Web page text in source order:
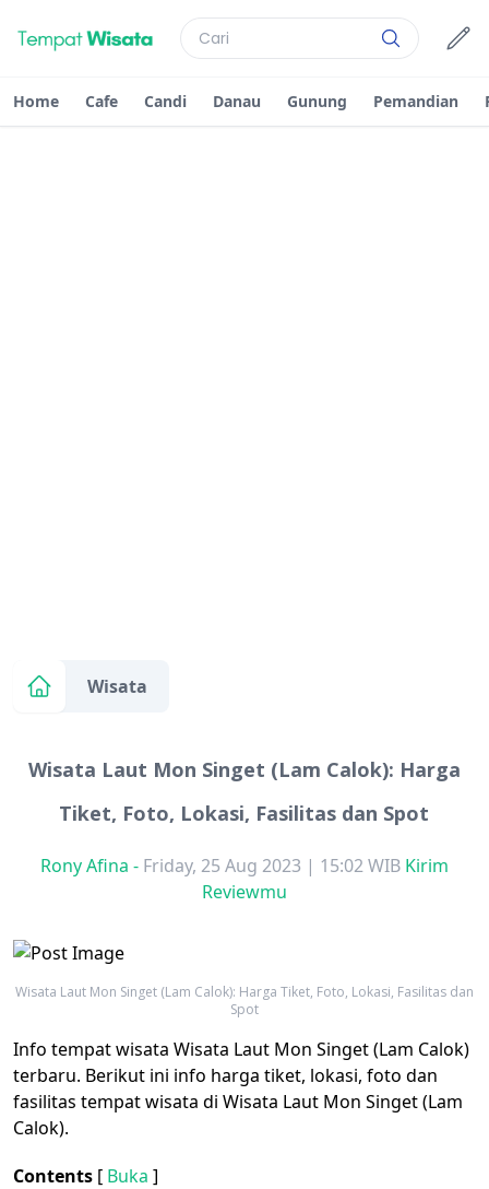
Home Cafe Candi Danau Gunung Pemandian
Wisata
Wisata Laut Mon Singet (Lam Calok): Harga
Tiket, Foto, Lokasi, Fasilitas dan Spot
Rony Afina - Friday, 25 Aug 2023 | 15:02 WIB Kirim
Reviewmu
Wisata Laut Mon Singet (Lam Calok): Harga Tiket, Foto, Lokasi, Fasilitas dan
Spot
Info tempat wisata Wisata Laut Mon Singet (Lam Calok)
terbaru. Berikut ini info harga tiket, lokasi, foto dan
fasilitas tempat wisata di Wisata Laut Mon Singet (Lam
Calok).
Contents [ Buka ]